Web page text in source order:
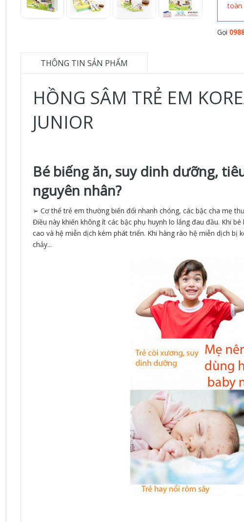
toàn
Gọi
THÔNG TIN SẢN PHẨM
HỒNG SÂM TRẺ EM
JUNIOR
Bé biếng ăn, suy dinh dưỡng,
nguyên nhân?
➢ Cơ thể trẻ em thường biến đổi nhanh chóng, các bậc cha mẹ
Điều này khiến không ít các bậc phụ huynh lo lắng đau đầu. Khi
cao và hệ miễn dịch kém phát triển. Khi hàng rào hệ miễn dịch
chảy...